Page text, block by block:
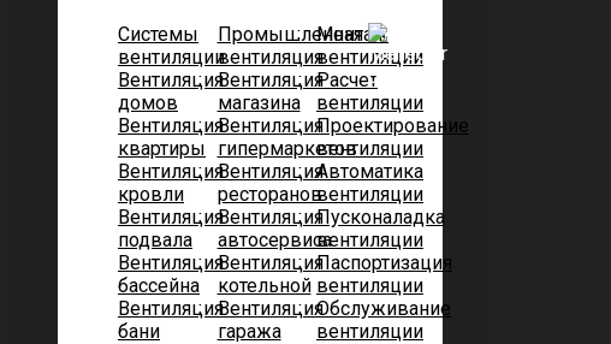
Системы
вентиляции
Вентиляция
домов
Вентиляция
квартиры
Вентиляция
кровли
Вентиляция
подвала
Вентиляция
бассейна
Вентиляция
бани
Промышленная
вентиляция
Вентиляция
магазина
Вентиляция
гипермаркетов
Вентиляция
ресторанов
Вентиляция
автосервиса
Вентиляция
котельной
Вентиляция
гаража
Монтаж
вентиляции
Расчет
вентиляции
Проектирование
вентиляции
Автоматика
вентиляции
Пусконаладка
вентиляции
Паспортизация
вентиляции
Обслуживание
вентиляции